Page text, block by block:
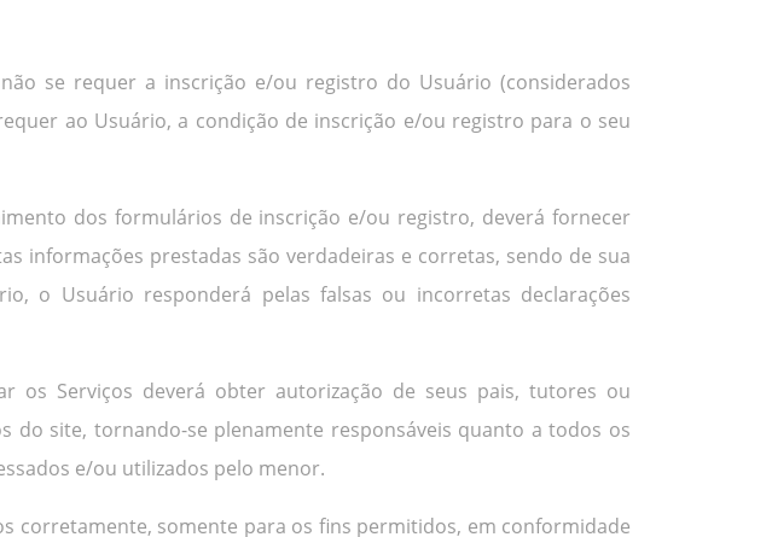
se requer a inscrição e/ou registro do Usuário (considerados
ao Usuário, a condição de inscrição e/ou registro para o seu
dos formulários de inscrição e/ou registro, deverá fornecer
informações prestadas são verdadeiras e corretas, sendo de sua
o Usuário responderá pelas falsas ou incorretas declarações
os Serviços deverá obter autorização de seus pais, tutores ou
do site, tornando-se plenamente responsáveis quanto a todos os
e/ou utilizados pelo menor.
corretamente, somente para os fins permitidos, em conformidade